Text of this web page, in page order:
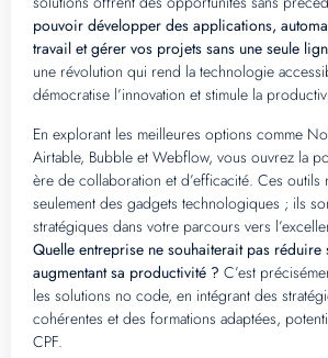
pouvoir développer des applications,
travail et gérer vos projets sans une seule
une révolution qui rend la technologie
démocratise l’innovation et stimule la
En explorant les meilleures options comme
Airtable, Bubble et Webflow, vous ouvrez la
ère de collaboration et d’efficacité. Ces outils
seulement des gadgets technologiques ; ils
stratégiques dans votre parcours vers
Quelle entreprise ne souhaiterait pas réduire
augmentant sa productivité ? C’est
les solutions no code, en intégrant des
cohérentes et des formations adaptées,
CPF.